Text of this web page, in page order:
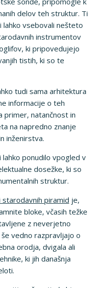
delov teh struktur. Ti
vsebovali nešteto
instrumentov
ki pripovedujejo
tistih, ki so te
tudi sama arhitektura
informacije o teh
primer, natančnost in
na napredno znanje
inženirstva.
ponudilo vpogled v
dosežke, ki so
struktur.
piramid je,
bloke, včasih težke
z neverjetno
vedno razpravljajo o
orodja, dvigala ali
ki jih današnja